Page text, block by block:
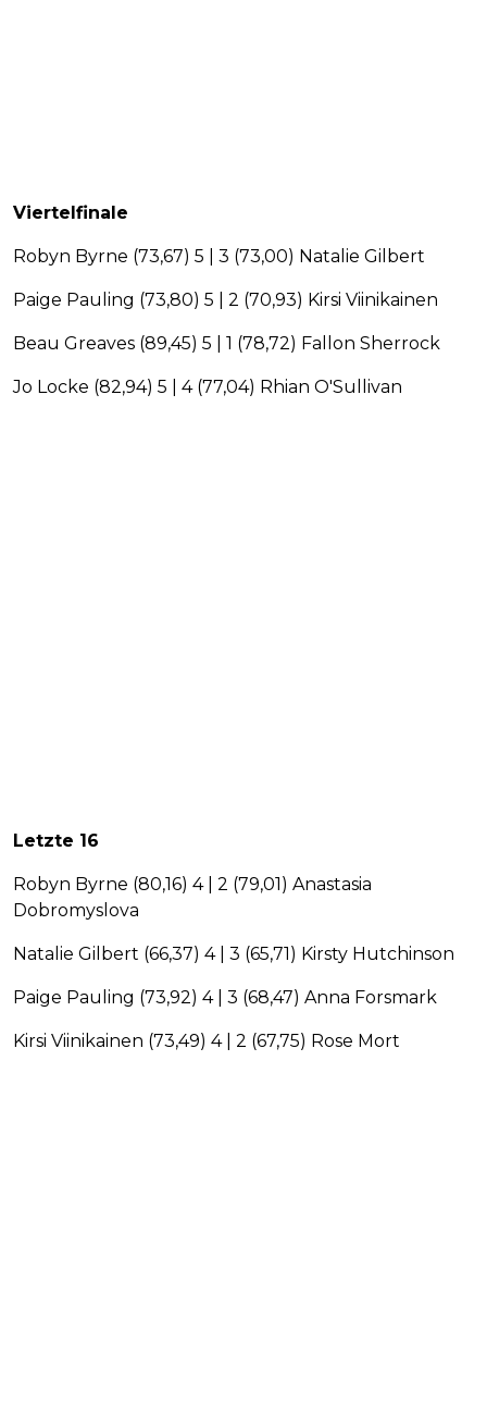
Viertelfinale
Robyn Byrne (73,67) 5 | 3 (73,00) Natalie Gilbert
Paige Pauling (73,80) 5 | 2 (70,93) Kirsi Viinikainen
Beau Greaves (89,45) 5 | 1 (78,72) Fallon Sherrock
Jo Locke (82,94) 5 | 4 (77,04) Rhian O'Sullivan
Letzte 16
Robyn Byrne (80,16) 4 | 2 (79,01) Anastasia
Dobromyslova
Natalie Gilbert (66,37) 4 | 3 (65,71) Kirsty Hutchinson
Paige Pauling (73,92) 4 | 3 (68,47) Anna Forsmark
Kirsi Viinikainen (73,49) 4 | 2 (67,75) Rose Mort